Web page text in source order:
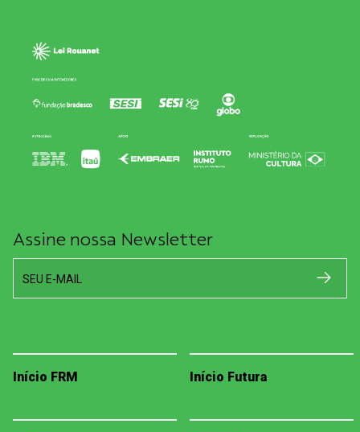
Assine nossa Newsletter
SEU E-MAIL
Início FRM Início Futura